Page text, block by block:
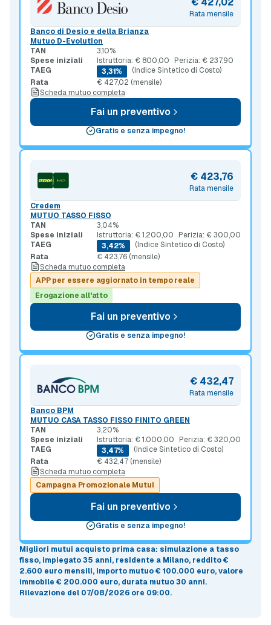
Rata mensile
Banco di Desio e della Brianza
Mutuo D-Evolution
TAN
3,10%
Spese iniziali
Istruttoria: € 800,00
Perizia: € 237,90
TAEG
3,31%
(Indice Sintetico di Costo)
Rata
€ 427,02 (mensile)
Scheda mutuo completa
Fai un preventivo
Gratis e senza impegno!
Rata mensile
€ 423,76
Credem
MUTUO TASSO FISSO
TAN
3,04%
Spese iniziali
Istruttoria: € 1.200,00
Perizia: € 300,00
TAEG
3,42%
(Indice Sintetico di Costo)
Rata
€ 423,76 (mensile)
Scheda mutuo completa
APP per essere aggiornato in tempo reale
Erogazione all'atto
Fai un preventivo
Gratis e senza impegno!
Rata mensile
€ 432,47
Banco BPM
MUTUO CASA TASSO FISSO FINITO GREEN
TAN
3,20%
Spese iniziali
Istruttoria: € 1.000,00
Perizia: € 320,00
TAEG
3,47%
(Indice Sintetico di Costo)
Rata
€ 432,47 (mensile)
Scheda mutuo completa
Campagna Promozionale Mutui
Fai un preventivo
Gratis e senza impegno!
Migliori mutui acquisto prima casa: simulazione a tasso
fisso, impiegato 35 anni, residente a Milano, reddito €
2.600 euro mensili, importo mutuo€ 100.000 euro, valore
immobile € 200.000 euro, durata mutuo30 anni.
Rilevazione del 07/08/2026 ore 09:00.